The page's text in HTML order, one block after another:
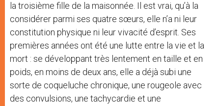
la troisième fille de la maisonnée. Il est vrai, qu’à la
considérer parmi ses quatre sœurs, elle n’a ni leur
constitution physique ni leur vivacité d’esprit. Ses
premières années ont été une lutte entre la vie et la
mort : se développant très lentement en taille et en
poids, en moins de deux ans, elle a déjà subi une
sorte de coqueluche chronique, une rougeole avec
des convulsions, une tachycardie et une